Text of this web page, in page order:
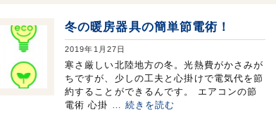
冬の暖房器具の簡単節電術！
2019年1月27日
寒さ厳しい北陸地方の冬。光熱費がかさみが
ちですが、少しの工夫と心掛けで電気代を節
約することができるんです。 エアコンの節
電術 心掛
… 続きを読む